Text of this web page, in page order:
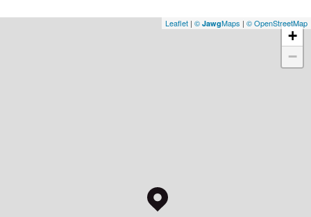
+
−
Leaflet | © JawgMaps | © OpenStreetMap